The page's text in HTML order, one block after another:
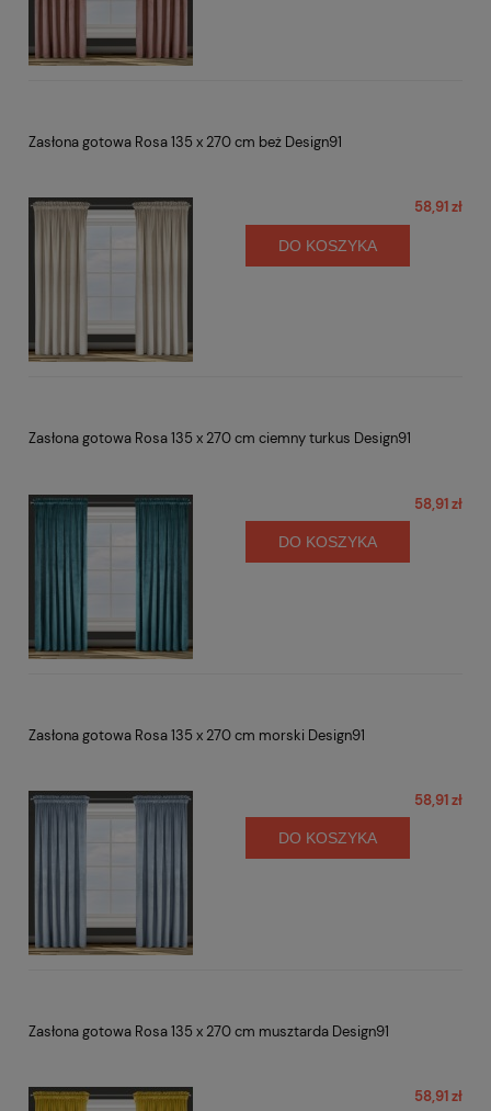
Zasłona gotowa Rosa 135 x 270 cm beż Design91
58,91 zł
DO KOSZYKA
Zasłona gotowa Rosa 135 x 270 cm ciemny turkus Design91
58,91 zł
DO KOSZYKA
Zasłona gotowa Rosa 135 x 270 cm morski Design91
58,91 zł
DO KOSZYKA
Zasłona gotowa Rosa 135 x 270 cm musztarda Design91
58,91 zł